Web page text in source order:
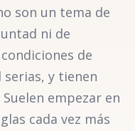
son un tema de
ni de
de
y tienen
empezar en
cada vez más